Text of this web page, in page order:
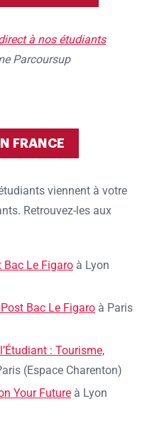
à nos étudiants
Parcoursup
FRANCE
viennent à votre
Retrouvez-les aux
Bac Le Figaro à Lyon
Bac Le Figaro à Paris
: Tourisme,
(Espace Charenton)
Your Future à Lyon